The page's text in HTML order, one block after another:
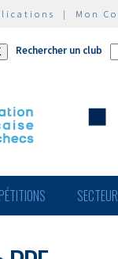
| Mon
Rechercher un club